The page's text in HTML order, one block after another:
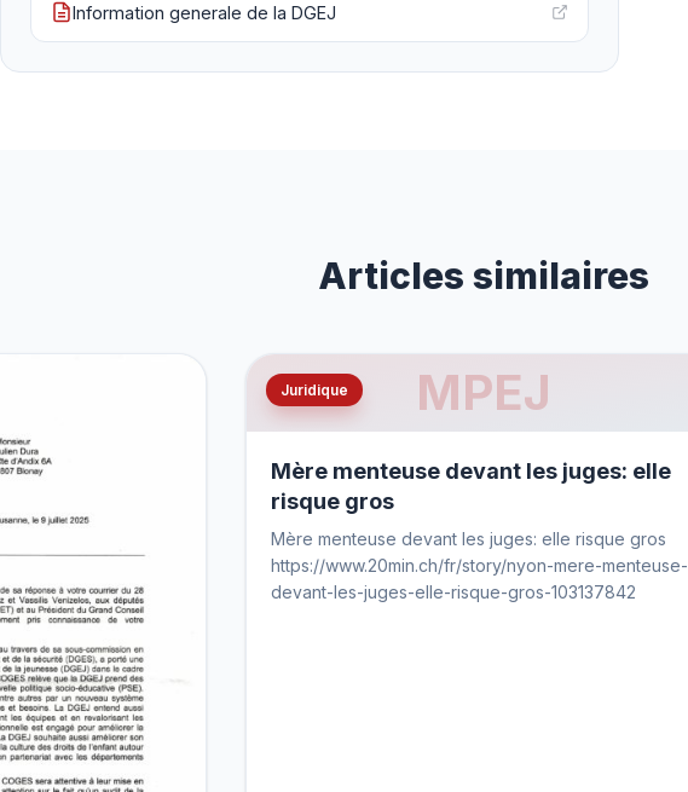
Information generale de la DGEJ
Articles similaires
MPEJ
Juridique
Mère menteuse devant les juges: elle
risque gros
Mère menteuse devant les juges: elle risque gros
https://www.20min.ch/fr/story/nyon-mere-menteuse-
devant-les-juges-elle-risque-gros-103137842